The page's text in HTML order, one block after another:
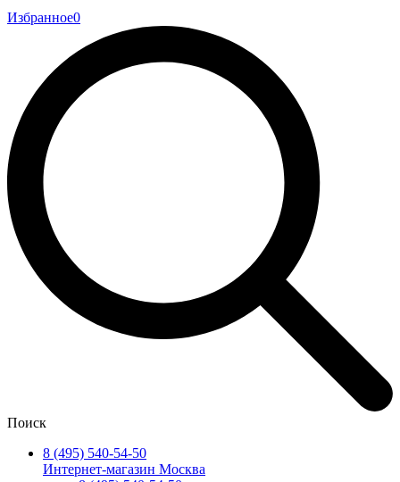
Избранное0
Поиск
8 (495) 540-54-50
Интернет-магазин Москва